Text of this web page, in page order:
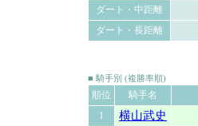
ダート・中距離
ダート・長距離
■ 騎手別 (複勝率順)
順位 騎手名
1
横山武史